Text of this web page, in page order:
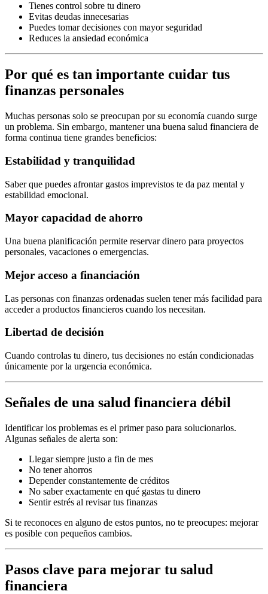
Tienes control sobre tu dinero
Evitas deudas innecesarias
Puedes tomar decisiones con mayor seguridad
Reduces la ansiedad económica
Por qué es tan importante cuidar tus
finanzas personales
Muchas personas solo se preocupan por su economía cuando surge
un problema. Sin embargo, mantener una buena salud financiera de
forma continua tiene grandes beneficios:
Estabilidad y tranquilidad
Saber que puedes afrontar gastos imprevistos te da paz mental y
estabilidad emocional.
Mayor capacidad de ahorro
Una buena planificación permite reservar dinero para proyectos
personales, vacaciones o emergencias.
Mejor acceso a financiación
Las personas con finanzas ordenadas suelen tener más facilidad para
acceder a productos financieros cuando los necesitan.
Libertad de decisión
Cuando controlas tu dinero, tus decisiones no están condicionadas
únicamente por la urgencia económica.
Señales de una salud financiera débil
Identificar los problemas es el primer paso para solucionarlos.
Algunas señales de alerta son:
Llegar siempre justo a fin de mes
No tener ahorros
Depender constantemente de créditos
No saber exactamente en qué gastas tu dinero
Sentir estrés al revisar tus finanzas
Si te reconoces en alguno de estos puntos, no te preocupes: mejorar
es posible con pequeños cambios.
Pasos clave para mejorar tu salud
financiera